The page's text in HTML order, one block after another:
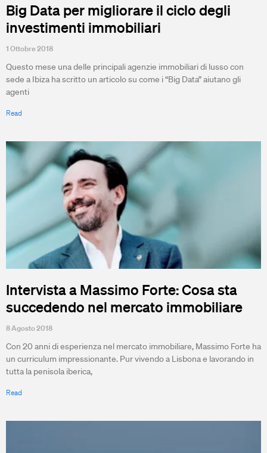
Big Data per migliorare il ciclo degli
investimenti immobiliari
1 Ottobre 2018
Questo mese una delle principali agenzie immobiliari di lusso con
sede a Ibiza ha scritto un articolo su come i “Big Data” aiutano gli
agenti
Read
Intervista a Massimo Forte: Cosa sta
succedendo nel mercato immobiliare
8 Agosto 2018
Con 20 anni di esperienza nel mercato immobiliare, Massimo Forte ha
un curriculum impressionante. Pur vivendo a Lisbona e lavorando in
tutta la penisola iberica,
Read